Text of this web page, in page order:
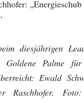
diesjährigen
Goldene Palme
Ewald
Raschhofer.